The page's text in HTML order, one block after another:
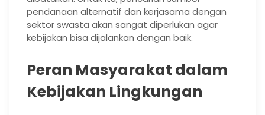
pendanaan alternatif dan kerjasama dengan
sektor swasta akan sangat diperlukan agar
kebijakan bisa dijalankan dengan baik.
Peran Masyarakat dalam
Kebijakan Lingkungan